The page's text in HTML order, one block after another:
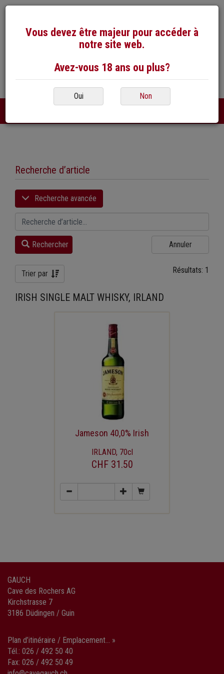
026 / 492 50 40 E-Mail
Recherche d’article
Recherche avancée
Rechercher Annuler
Trier par Résultats: 1
IRISH SINGLE MALT WHISKY, IRLAND
Jameson 40,0% Irish
IRLAND, 70cl
CHF 31.50
GAUCH
Cave des Rochers AG
Kirchstrasse 7
3186 Düdingen / Guin
Plan d’itinéraire / Emplacement... »
Tél.: 026 / 492 50 40
Fax: 026 / 492 50 49
Vous devez être majeur pour accéder à
notre site web.
Avez-vous 18 ans ou plus?
Oui Non